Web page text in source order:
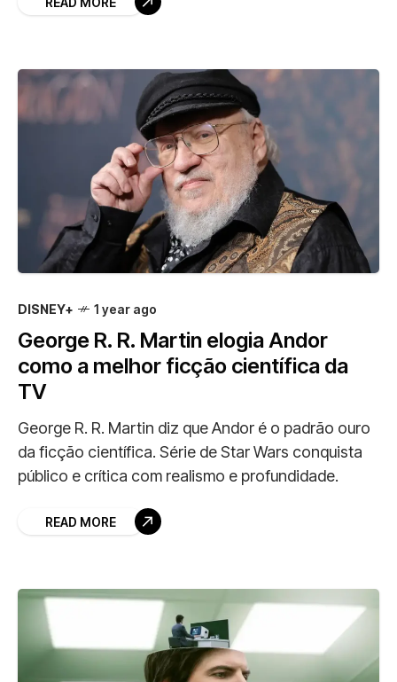
DISNEY+ 1 year ago
George R. R. Martin elogia Andor
como a melhor ficção científica da
TV
George R. R. Martin diz que Andor é o padrão ouro
da ficção científica. Série de Star Wars conquista
público e crítica com realismo e profundidade.
READ MORE